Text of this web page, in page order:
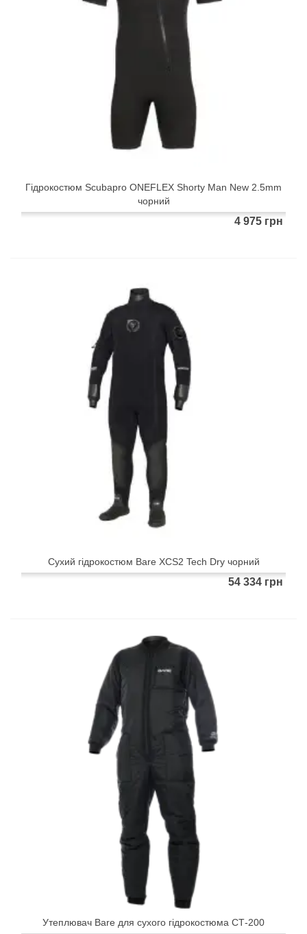
Гідрокостюм Scubapro ONEFLEX Shorty Man New 2.5mm
чорний
4 975 грн
Сухий гідрокостюм Bare XCS2 Tech Dry чорний
54 334 грн
Утеплювач Bare для сухого гідрокостюма CТ-200